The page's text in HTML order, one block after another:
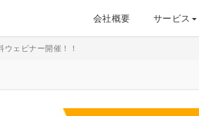
会社概要 サービス
ウェビナー開催！！